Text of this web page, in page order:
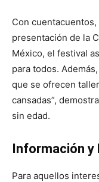
Con
presentación de la
México, el festival
para todos.
que se ofrecen
cansadas”,
sin edad.
Información y
Para aquellos